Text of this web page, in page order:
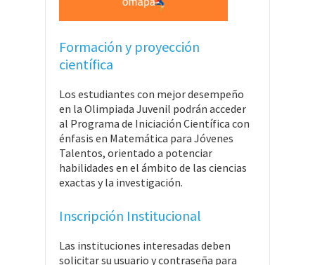
Formación y proyección
científica
Los estudiantes con mejor desempeño
en la Olimpiada Juvenil podrán acceder
al Programa de Iniciación Científica con
énfasis en Matemática para Jóvenes
Talentos, orientado a potenciar
habilidades en el ámbito de las ciencias
exactas y la investigación.
Inscripción Institucional
Las instituciones interesadas deben
solicitar su usuario y contraseña para